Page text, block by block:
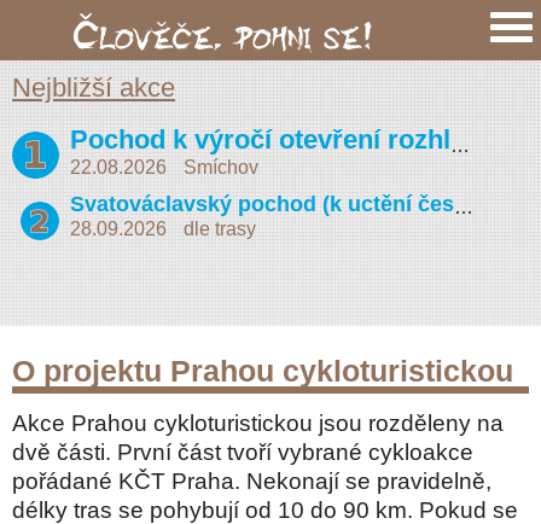
Nejbližší akce
Pochod k výročí otevření rozhledny na Petříně (Vojta Náprstek 2026)
22.08.2026
Smíchov
Svatováclavský pochod (k uctění české státnosti)
28.09.2026
dle trasy
O projektu Prahou cykloturistickou
Akce Prahou cykloturistickou jsou rozděleny na
dvě části. První část tvoří vybrané cykloakce
pořádané KČT Praha. Nekonají se pravidelně,
délky tras se pohybují od 10 do 90 km. Pokud se